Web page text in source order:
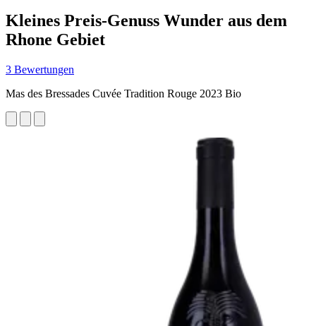
Kleines Preis-Genuss Wunder aus dem
Rhone Gebiet
3 Bewertungen
Mas des Bressades Cuvée Tradition Rouge 2023 Bio